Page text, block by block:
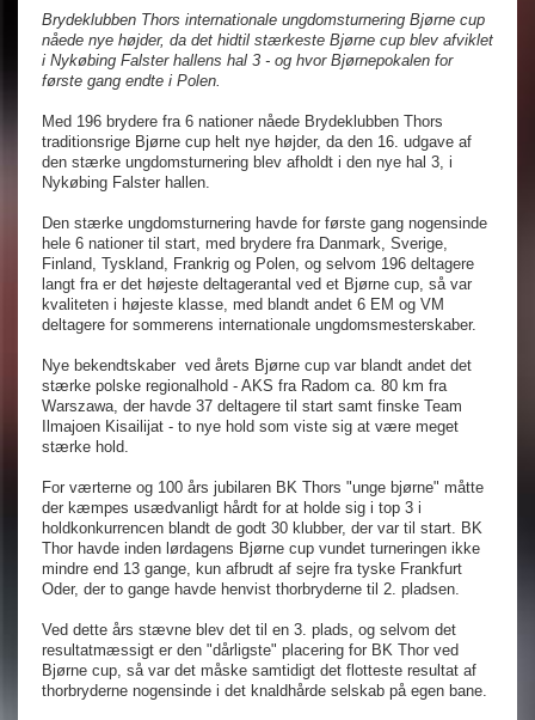
Brydeklubben Thors internationale ungdomsturnering Bjørne cup
nåede nye højder, da det hidtil stærkeste Bjørne cup blev afviklet
i Nykøbing Falster hallens hal 3 - og hvor Bjørnepokalen for
første gang endte i Polen.
Med 196 brydere fra 6 nationer nåede Brydeklubben Thors
traditionsrige Bjørne cup helt nye højder, da den 16. udgave af
den stærke ungdomsturnering blev afholdt i den nye hal 3, i
Nykøbing Falster hallen.
Den stærke ungdomsturnering havde for første gang nogensinde
hele 6 nationer til start, med brydere fra Danmark, Sverige,
Finland, Tyskland, Frankrig og Polen, og selvom 196 deltagere
langt fra er det højeste deltagerantal ved et Bjørne cup, så var
kvaliteten i højeste klasse, med blandt andet 6 EM og VM
deltagere for sommerens internationale ungdomsmesterskaber.
Nye bekendtskaber ved årets Bjørne cup var blandt andet det
stærke polske regionalhold - AKS fra Radom ca. 80 km fra
Warszawa, der havde 37 deltagere til start samt finske Team
Ilmajoen Kisailijat - to nye hold som viste sig at være meget
stærke hold.
For værterne og 100 års jubilaren BK Thors "unge bjørne" måtte
der kæmpes usædvanligt hårdt for at holde sig i top 3 i
holdkonkurrencen blandt de godt 30 klubber, der var til start. BK
Thor havde inden lørdagens Bjørne cup vundet turneringen ikke
mindre end 13 gange, kun afbrudt af sejre fra tyske Frankfurt
Oder, der to gange havde henvist thorbryderne til 2. pladsen.
Ved dette års stævne blev det til en 3. plads, og selvom det
resultatmæssigt er den "dårligste" placering for BK Thor ved
Bjørne cup, så var det måske samtidigt det flotteste resultat af
thorbryderne nogensinde i det knaldhårde selskab på egen bane.